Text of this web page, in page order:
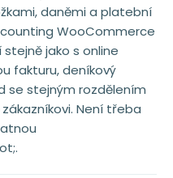
daněmi a platební
WooCommerce
jako s online
fakturu, deníkový
se stejným rozdělením
Není třeba